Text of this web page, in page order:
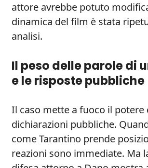
attore avrebbe potuto
dinamica del film è stata
analisi.
Il peso delle parole di
e le risposte pubbliche
Il caso mette a fuoco il potere
dichiarazioni pubbliche.
come Tarantino prende
reazioni sono immediate. Ma